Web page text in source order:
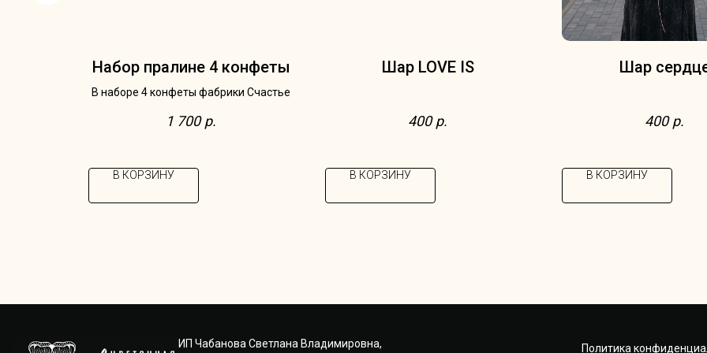
Набор пралине 4 конфеты
В наборе 4 конфеты фабрики Счастье
1 700 р.
В КОРЗИНУ
Шар LOVE IS
400 р.
В КОРЗИНУ
Шар
400 р.
В КОРЗИНУ
ИП Чабанова Светлана Владимировна, Политика